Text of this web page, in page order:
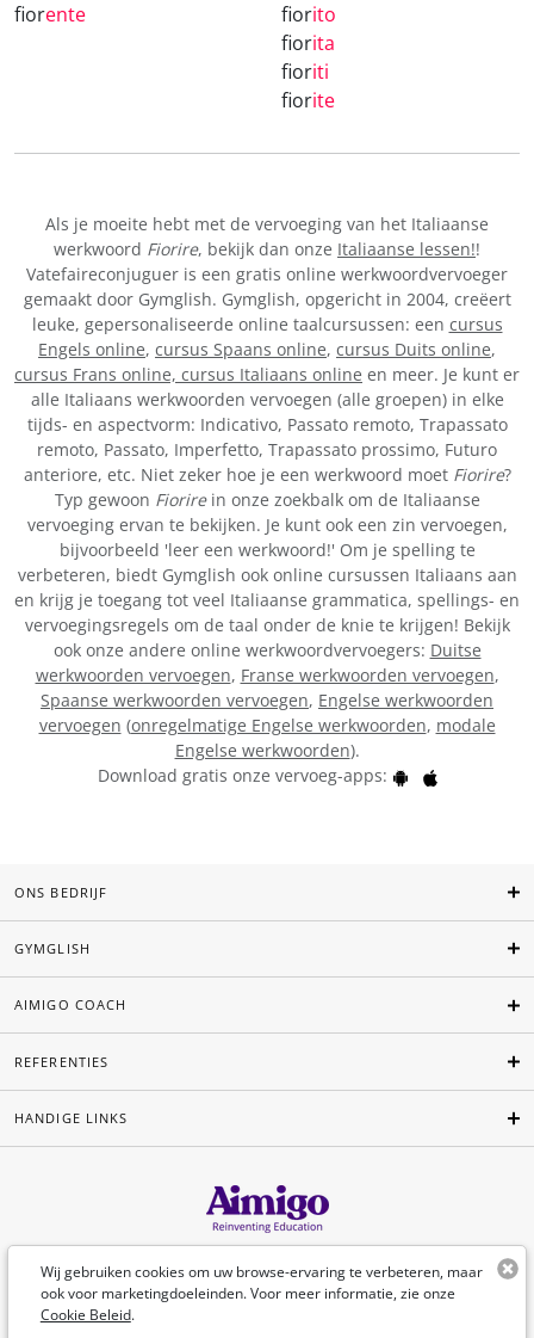
fiorente fiorito
fiorita
fioriti
fiorite
Als je moeite hebt met de vervoeging van het Italiaanse
werkwoord Fiorire, bekijk dan onze Italiaanse lessen!!
Vatefaireconjuguer is een gratis online werkwoordvervoeger
gemaakt door Gymglish. Gymglish, opgericht in 2004, creëert
leuke, gepersonaliseerde online taalcursussen: een cursus
Engels online, cursus Spaans online, cursus Duits online,
cursus Frans online, cursus Italiaans online en meer. Je kunt er
alle Italiaans werkwoorden vervoegen (alle groepen) in elke
tijds- en aspectvorm: Indicativo, Passato remoto, Trapassato
remoto, Passato, Imperfetto, Trapassato prossimo, Futuro
anteriore, etc. Niet zeker hoe je een werkwoord moet Fiorire?
Typ gewoon Fiorirein onze zoekbalk om de Italiaanse
vervoeging ervan te bekijken. Je kunt ook een zin vervoegen,
bijvoorbeeld 'leer een werkwoord!' Om je spelling te
verbeteren, biedt Gymglish ook online cursussen Italiaans aan
en krijg je toegang tot veel Italiaanse grammatica, spellings- en
vervoegingsregels om de taal onder de knie te krijgen! Bekijk
ook onze andere online werkwoordvervoegers: Duitse
werkwoorden vervoegen, Franse werkwoorden vervoegen,
Spaanse werkwoorden vervoegen, Engelse werkwoorden
vervoegen (onregelmatige Engelse werkwoorden, modale
Engelse werkwoorden).
Download gratis onze vervoeg-apps:
Wij gebruiken cookies om uw browse-ervaring te verbeteren, maar
ook voor marketingdoeleinden. Voor meer informatie, zie onze
Cookie Beleid.
ONS BEDRIJF
GYMGLISH
AIMIGO COACH
REFERENTIES
HANDIGE LINKS
Nederlands